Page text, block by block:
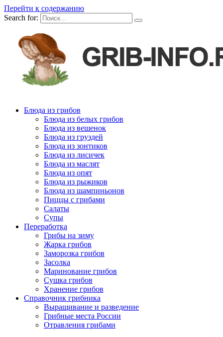
Перейти к содержанию
Search for:
Блюда из грибов
Блюда из белых грибов
Блюда из вешенок
Блюда из груздей
Блюда из зонтиков
Блюда из лисичек
Блюда из маслят
Блюда из опят
Блюда из рыжиков
Блюда из шампиньонов
Пиццы с грибами
Салаты
Супы
Переработка
Грибы на зиму
Жарка грибов
Заморозка грибов
Засолка
Маринование грибов
Сушка грибов
Хранение грибов
Справочник грибника
Выращивание и разведение
Грибные места России
Отравления грибами